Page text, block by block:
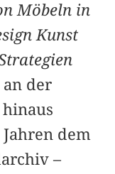
Möbeln in
Kunst
an der
dem
–